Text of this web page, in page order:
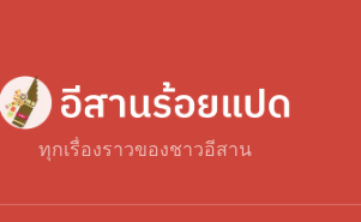
ทุกเรื่องราวของชาวอีสาน